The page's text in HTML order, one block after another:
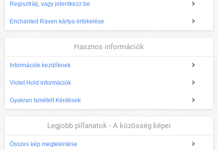
Regisztrálj, vagy jelentkezz be
Enchanted Raven kártya értékelése
Hasznos információk
Információk kezdőknek
Violet Hold információk
Gyakran Ismételt Kérdések
Legjobb pillanatok - A közösség képei
Összes kép megtekintése